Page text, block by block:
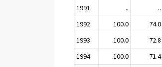
1991
.. ..
1992
100.0 74.0
1993
100.0 72.8
1994
100.0 71.4